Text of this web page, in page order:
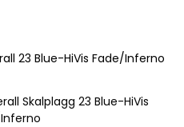
Skalplagg 23 Blue-HiVis